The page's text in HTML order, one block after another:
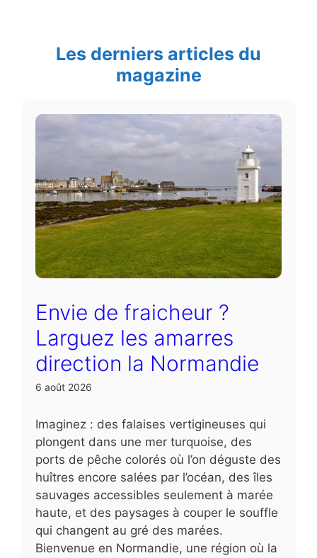
Les derniers articles du
magazine
Envie de fraicheur ?
Larguez les amarres
direction la Normandie
6 août 2026
Imaginez : des falaises vertigineuses qui
plongent dans une mer turquoise, des
ports de pêche colorés où l’on déguste des
huîtres encore salées par l’océan, des îles
sauvages accessibles seulement à marée
haute, et des paysages à couper le souffle
qui changent au gré des marées.
Bienvenue en Normandie, une région où la